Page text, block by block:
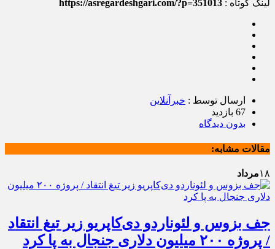
لینک کوتاه : https://asregardeshgari.com/?p=351013
ارسال توسط : خبرآنلاین
67 بازدید
بدون دیدگاه
مقالات مشابه:
۱۸مرداد
جف بزوس و لئوناردو دی‌کاپریو زیر تیغ انتقاد
/ پروژه ۲۰۰ میلیون دلاری جنجال به پا کرد